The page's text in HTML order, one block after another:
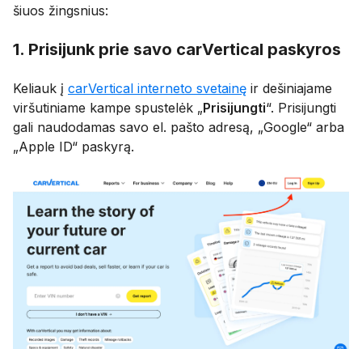
šiuos žingsnius:
1. Prisijunk prie savo carVertical paskyros
Keliauk į carVertical interneto svetainę ir dešiniajame
viršutiniame kampe spustelėk „Prisijungti“. Prisijungti
gali naudodamas savo el. pašto adresą, „Google“ arba
„Apple ID“ paskyrą.